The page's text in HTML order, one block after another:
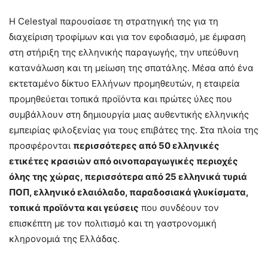
Η Celestyal παρουσίασε τη στρατηγική της για τη
διαχείριση τροφίμων και για τον εφοδιασμό, με έμφαση
στη στήριξη της ελληνικής παραγωγής, την υπεύθυνη
κατανάλωση και τη μείωση της σπατάλης. Μέσα από ένα
εκτεταμένο δίκτυο Ελλήνων προμηθευτών, η εταιρεία
προμηθεύεται τοπικά προϊόντα και πρώτες ύλες που
συμβάλλουν στη δημιουργία μιας αυθεντικής ελληνικής
εμπειρίας φιλοξενίας για τους επιβάτες της. Στα πλοία της
προσφέρονται περισσότερες από 50 ελληνικές
ετικέτες κρασιών από οινοπαραγωγικές περιοχές
όλης της χώρας, περισσότερα από 25 ελληνικά τυριά
ΠΟΠ, ελληνικό ελαιόλαδο, παραδοσιακά γλυκίσματα,
τοπικά προϊόντα και γεύσεις που συνδέουν τον
επισκέπτη με τον πολιτισμό και τη γαστρονομική
κληρονομιά της Ελλάδας.